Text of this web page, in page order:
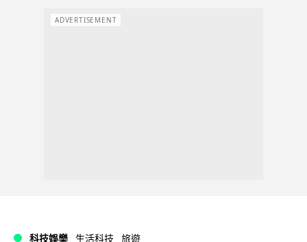
ADVERTISEMENT
科技娛樂 生活科技 旅遊